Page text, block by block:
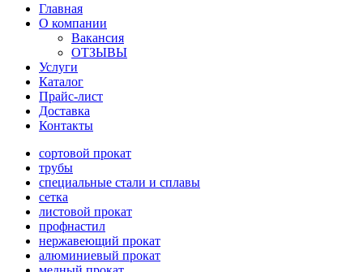
Главная
О компании
Вакансия
ОТЗЫВЫ
Услуги
Каталог
Прайс-лист
Доставка
Контакты
сортовой прокат
трубы
специальные стали и сплавы
сетка
листовой прокат
профнастил
нержавеющий прокат
алюминиевый прокат